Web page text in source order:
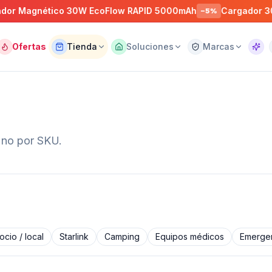
EcoFlow RAPID 5000mAh − 5% Cargador 30W EcoFlow
Ofertas Tienda Soluciones Marcas
por SKU.
/ local Starlink Camping Equipos médicos